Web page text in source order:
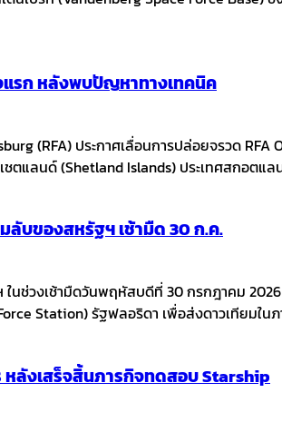
แรก หลังพบปัญหาทางเทคนิค
(RFA) ประกาศเลื่อนการปล่อยจรวด
ชตแลนด์ (Shetland Islands) ประเทศสกอ
บของสหรัฐฯ เช้ามืด 30 ก.ค.
นช่วงเช้ามืดวันพฤหัสบดีที่ 30 กรกฎาคม
Station) รัฐฟลอริดา เพื่อส่งดาวเทียมใ
หลังเสร็จสิ้นภารกิจทดสอบ Starship